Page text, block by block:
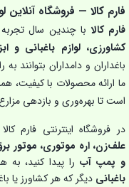
فارم کالا — فروشگاه آنلاین
فارم کالا با چندین سال
کشاورزی، لوازم باغبانی و
باغداران و دامداران بتوانند
ما ارائه محصولات با کیفیت،
است تا بهره‌وری و بازدهی
در فروشگاه اینترنتی فارم
علف‌زن، اره موتوری، موتور
و پمپ آب را پیدا کنید،
باغبانی دیگر که هر کشاورز یا